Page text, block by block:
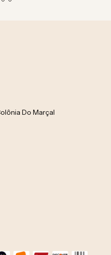
Do Marçal